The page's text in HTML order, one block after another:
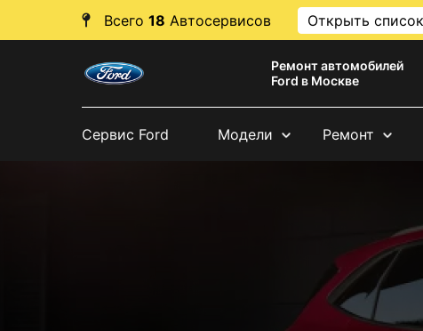
Всего 18 Автосервисов Открыть список
Ремонт автомобилей
Ford в Москве
Сервис Ford Модели Ремонт